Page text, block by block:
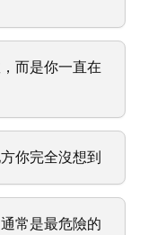
而是你一直在
你完全沒想到
常是最危險的